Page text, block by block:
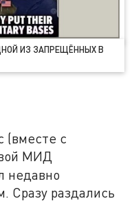
ИЗ ЗАПРЕЩЁННЫХ В
(вместе с
МИД
недавно
Сразу раздались